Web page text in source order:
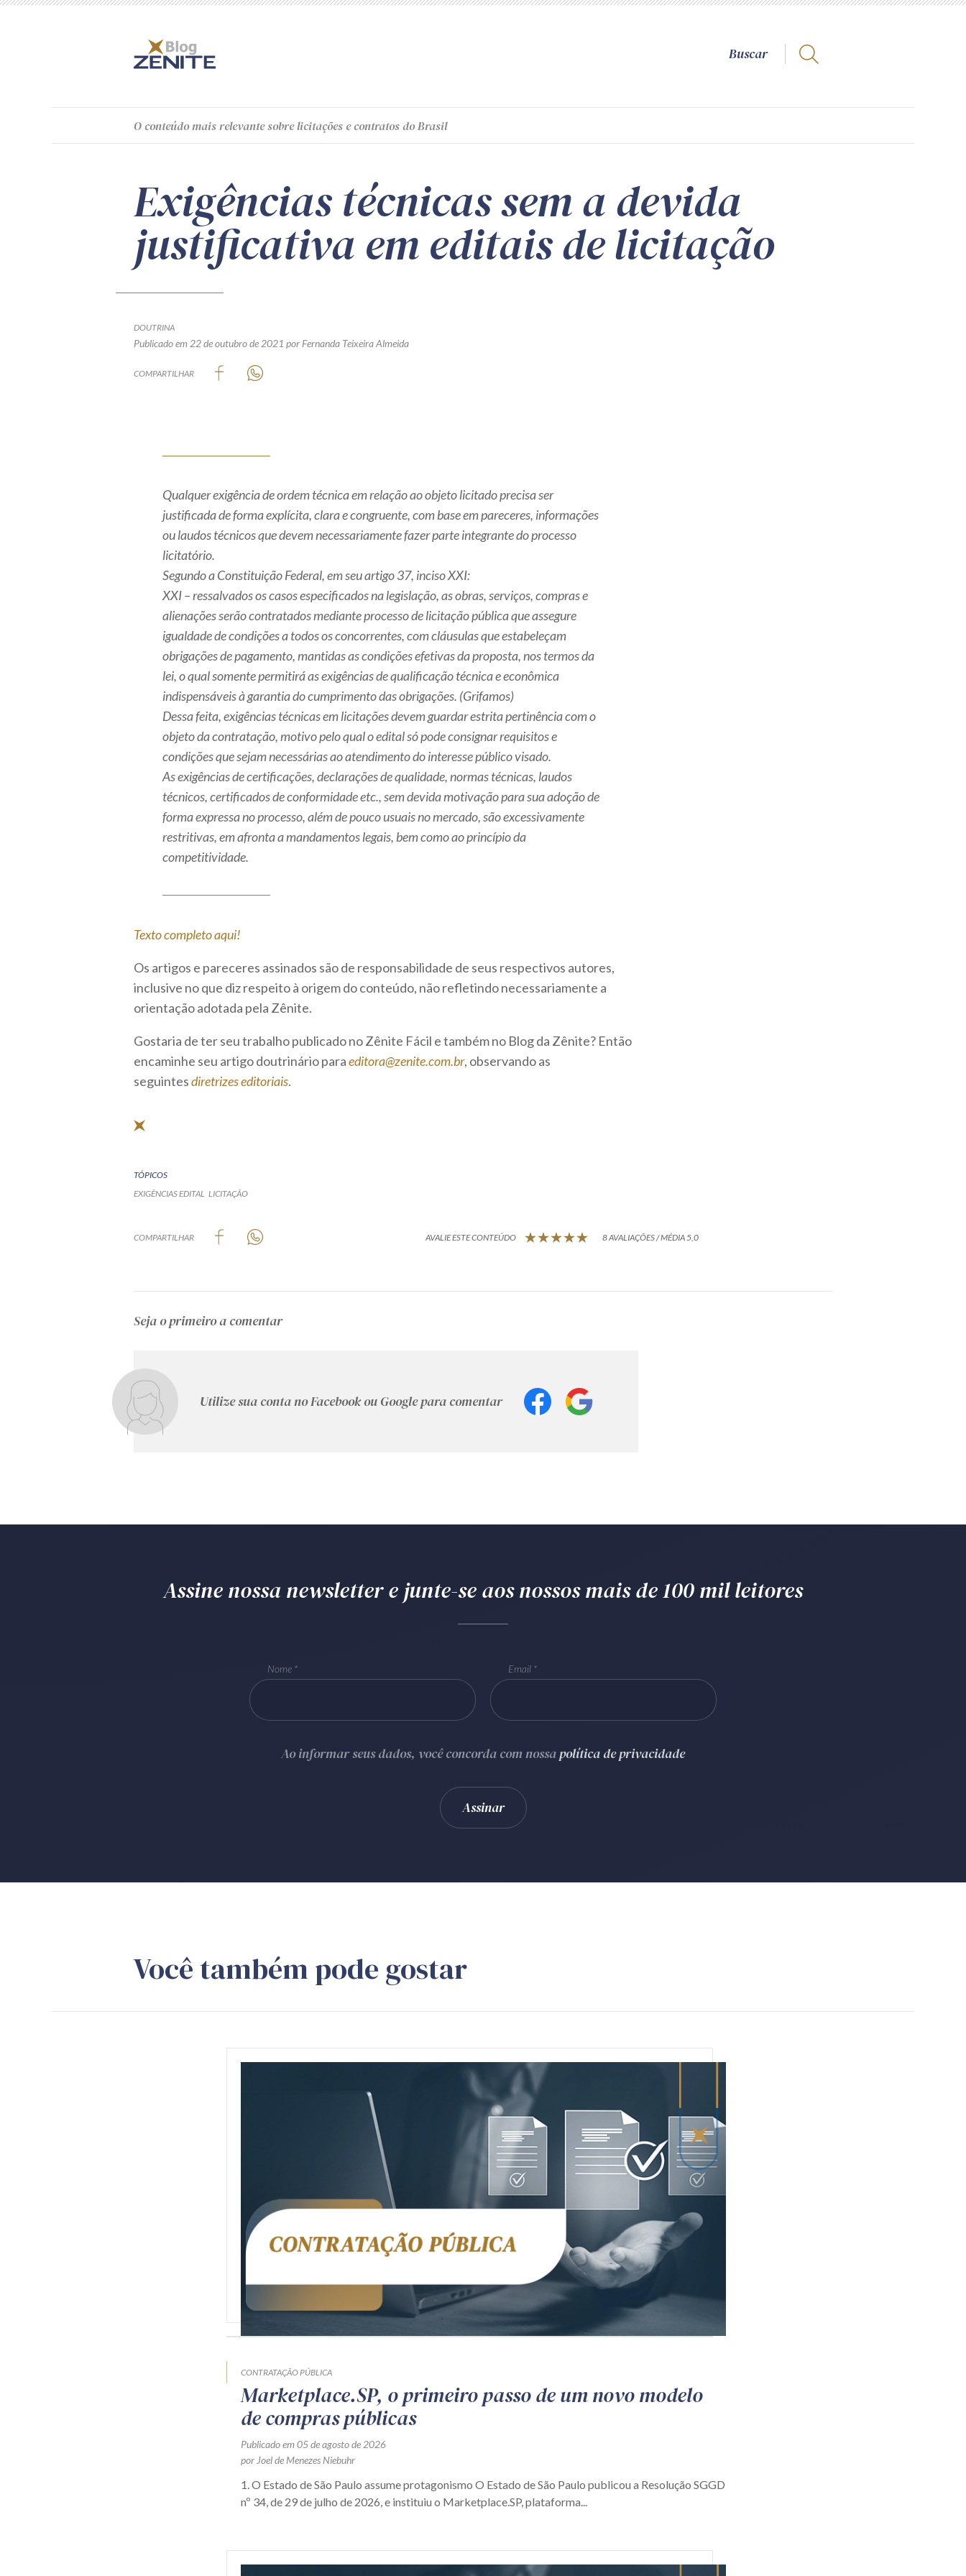
O conteúdomais relevante sobre licitações e contratos do Brasil
Exigências técnicas sem a devida
justificativa em editais de licitação
DOUTRINA
Publicado em 22 de outubro de 2021 por Fernanda Teixeira Almeida
COMPARTILHAR
Qualquer exigência de ordem técnica em relação ao objeto licitado precisa ser
justificada de forma explícita, clara e congruente, com base em pareceres, informações
ou laudos técnicos que devem necessariamente fazer parte integrante do processo
licitatório.
Segundo a Constituição Federal, em seu artigo 37, inciso XXI:
XXI – ressalvados os casos especificados na legislação, as obras, serviços, compras e
alienações serão contratados mediante processo de licitação pública que assegure
igualdade de condições a todos os concorrentes, com cláusulas que estabeleçam
obrigações de pagamento, mantidas as condições efetivas da proposta, nos termos da
lei, o qual somente permitirá as exigências de qualificação técnica e econômica
indispensáveis à garantia do cumprimento das obrigações. (Grifamos)
Dessa feita, exigências técnicas em licitações devem guardar estrita pertinência com o
objeto da contratação, motivo pelo qual o edital só pode consignar requisitos e
condições que sejam necessárias ao atendimento do interesse público visado.
As exigências de certificações, declarações de qualidade, normas técnicas, laudos
técnicos, certificados de conformidade etc., sem devida motivação para sua adoção de
forma expressa no processo, além de pouco usuais no mercado, são excessivamente
restritivas, em afronta a mandamentos legais, bem como ao princípio da
competitividade.
Texto completo aqui!
Os artigos e pareceres assinados são de responsabilidade de seus respectivos autores,
inclusive no que diz respeito à origem do conteúdo, não refletindo necessariamente a
orientação adotada pela Zênite.
Gostaria de ter seu trabalho publicado no Zênite Fácil e também no Blog da Zênite? Então
encaminhe seu artigo doutrinário paraeditora@zenite.com.br, observando as
seguintesdiretrizes editoriais.
TÓPICOS
EXIGÊNCIAS EDITAL LICITAÇÃO
COMPARTILHAR AVALIE ESTE CONTEÚDO 8 AVALIAÇÕES / MÉDIA 5,0
Seja o primeiro a comentar
Utilize sua conta no Facebook ou Google para comentar
Assine nossa newsletter e junte-se aos nossos mais de 100 mil leitores
Nome Email
Ao informar seus dados, você concorda com nossapolítica de privacidade
Você também pode gostar
CONTRATAÇÃO PÚBLICA
Marketplace.SP, o primeiro passo de um novo modelo
de compras públicas
Publicado em 05 de agosto de 2026
por Joel de Menezes Niebuhr
1. O Estado de São Paulo assume protagonismo O Estado de São Paulo publicou a Resolução SGGD
nº 34, de 29 de julho de 2026, e instituiu o Marketplace.SP, plataforma...